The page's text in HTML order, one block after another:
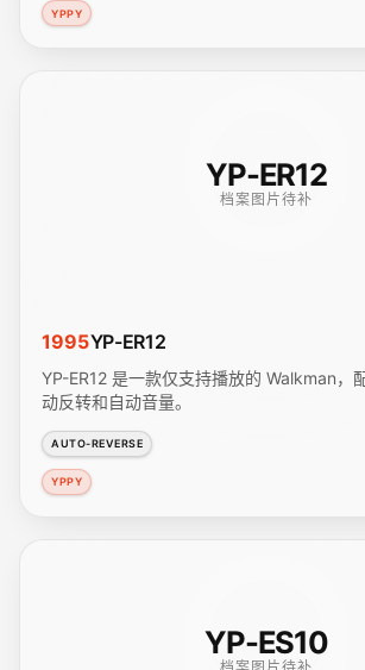
YPPY
YP-ER12
档案图片待补
1995YP-ER12
YP-ER12 是一款仅支持播放的 Walkman，
动反转和自动音量。
AUTO-REVERSE
YPPY
YP-ES10